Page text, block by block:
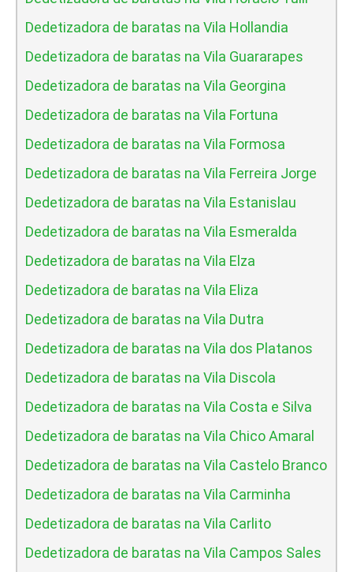
Dedetizadora de baratas na Vila Hollandia
Dedetizadora de baratas na Vila Guararapes
Dedetizadora de baratas na Vila Georgina
Dedetizadora de baratas na Vila Fortuna
Dedetizadora de baratas na Vila Formosa
Dedetizadora de baratas na Vila Ferreira Jorge
Dedetizadora de baratas na Vila Estanislau
Dedetizadora de baratas na Vila Esmeralda
Dedetizadora de baratas na Vila Elza
Dedetizadora de baratas na Vila Eliza
Dedetizadora de baratas na Vila Dutra
Dedetizadora de baratas na Vila dos Platanos
Dedetizadora de baratas na Vila Discola
Dedetizadora de baratas na Vila Costa e Silva
Dedetizadora de baratas na Vila Chico Amaral
Dedetizadora de baratas na Vila Castelo Branco
Dedetizadora de baratas na Vila Carminha
Dedetizadora de baratas na Vila Carlito
Dedetizadora de baratas na Vila Campos Sales